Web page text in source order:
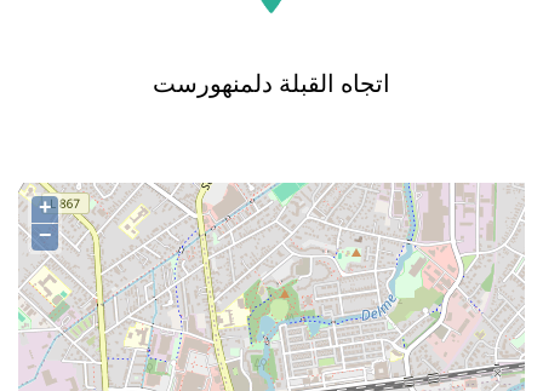
اتجاه القبلة دلمنهورست
+
−